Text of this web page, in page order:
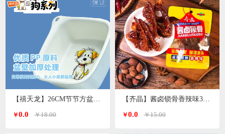
【禧天龙】26CM节节方盆P-1017
￥0.0 ￥18.00
【齐晶】酱卤锁骨香辣味35g*4包
￥0.0 ￥15.00